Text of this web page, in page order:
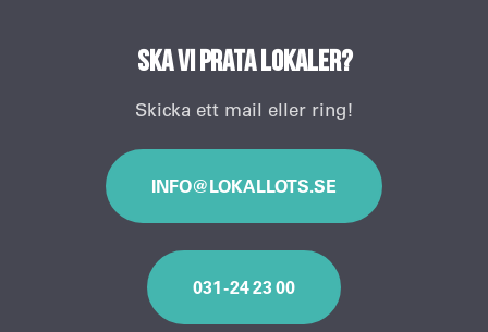
Ska vi prata lokaler?
Skicka ett mail eller ring!
INFO@LOKALLOTS.SE
031 - 24 23 00